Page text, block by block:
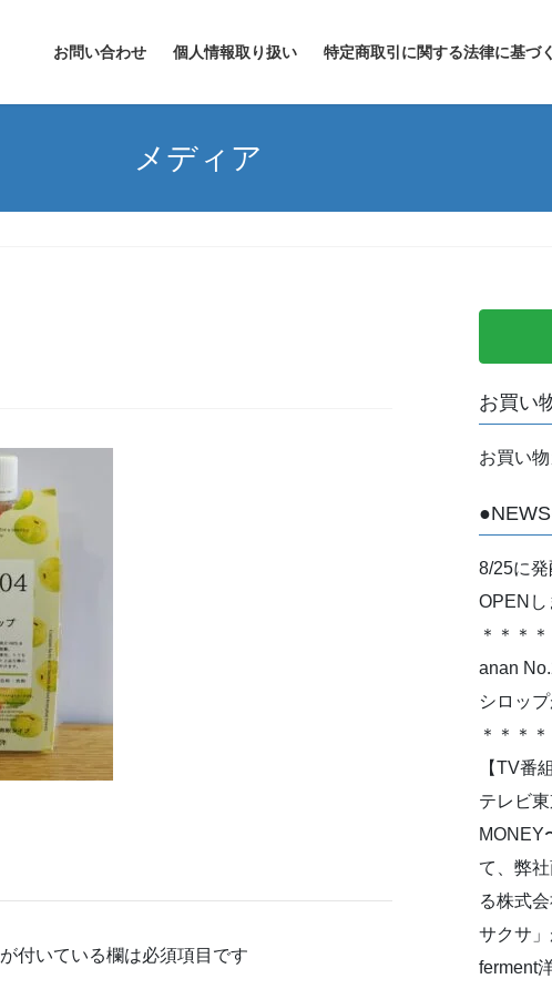
お問い合わせ 個人情報取り扱い 特定商取引に関する法律に基づ
メディア
が付いている欄は必須項目です
お買い
お買い
8/25に
OPENし
＊＊＊
anan
シロッ
＊＊＊
【TV番
テレビ
MONEY
て、弊
る株式
サクサ」
ferment